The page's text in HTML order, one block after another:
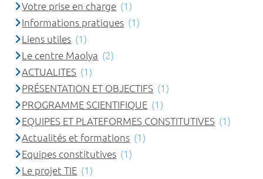
Votre prise en charge (1)
Informations pratiques (1)
Liens utiles (1)
Le centre Maolya (2)
ACTUALITES (1)
PRÉSENTATION ET OBJECTIFS (1)
PROGRAMME SCIENTIFIQUE (1)
EQUIPES ET PLATEFORMES CONSTITUTIVES (1)
Actualités et formations (1)
Equipes constitutives (1)
Le projet TIE (1)